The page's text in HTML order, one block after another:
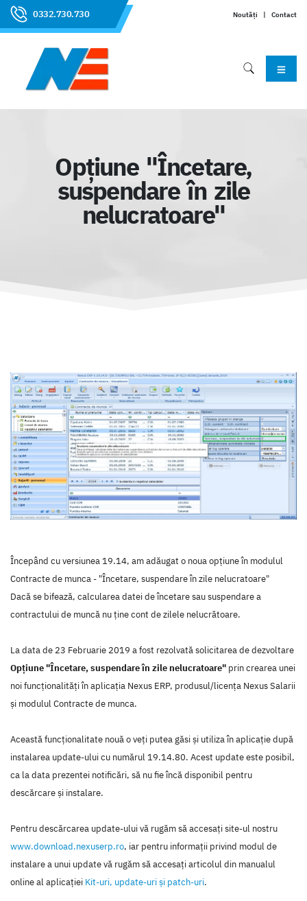
0332.730.730 Noutăți | Contact
Opțiune "Încetare,
suspendare în zile
nelucratoare"
Începând cu versiunea 19.14, am adăugat o noua opțiune în modulul
Contracte de munca - "Încetare, suspendare în zile nelucratoare"
Dacă se bifează, calcularea datei de încetare sau suspendare a
contractului de muncă nu ține cont de zilele nelucrătoare.
La data de 23 Februarie 2019 a fost rezolvată solicitarea de dezvoltare
Opțiune "Încetare, suspendare în zile nelucratoare" prin crearea unei
noi funcţionalităţi în aplicaţia Nexus ERP, produsul/licenţa Nexus Salarii
şi modulul Contracte de munca.
Această funcţionalitate nouă o veţi putea găsi şi utiliza în aplicaţie după
instalarea update-ului cu numărul 19.14.80. Acest update este posibil,
ca la data prezentei notificări, să nu fie încă disponibil pentru
descărcare şi instalare.
Pentru descărcarea update-ului vă rugăm să accesaţi site-ul nostru
www.download.nexuserp.ro, iar pentru informaţii privind modul de
instalare a unui update vă rugăm să accesaţi articolul din manualul
online al aplicaţiei Kit-uri, update-uri şi patch-uri.